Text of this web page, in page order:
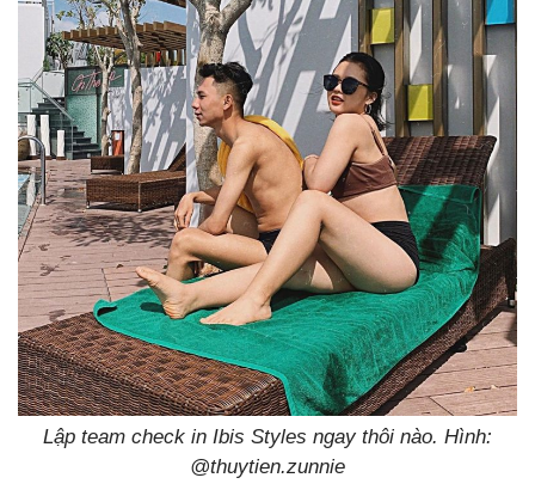
Lập team check in Ibis Styles ngay thôi nào. Hình:
@thuytien.zunnie